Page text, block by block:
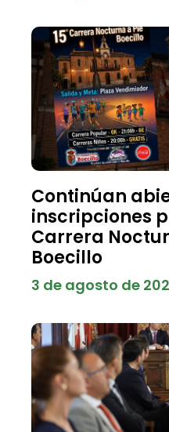
Continúan
inscripciones
Carrera
Boecillo
3 de agosto de